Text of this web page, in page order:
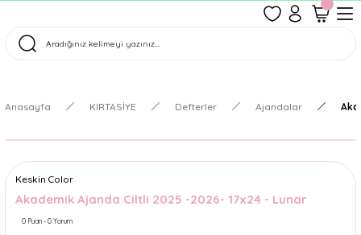
Tüm Siparişler Aynı Gün Kargoda!
Anasayfa KIRTASİYE Defterler Ajandalar
Keskin Color
Akademik Ajanda Ciltli 2025 -2026- 17x24 - Lunar
0 Puan - 0 Yorum